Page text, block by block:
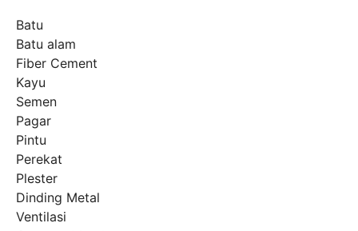
Batu
Batu alam
Fiber Cement
Kayu
Semen
Pagar
Pintu
Perekat
Plester
Dinding Metal
Ventilasi